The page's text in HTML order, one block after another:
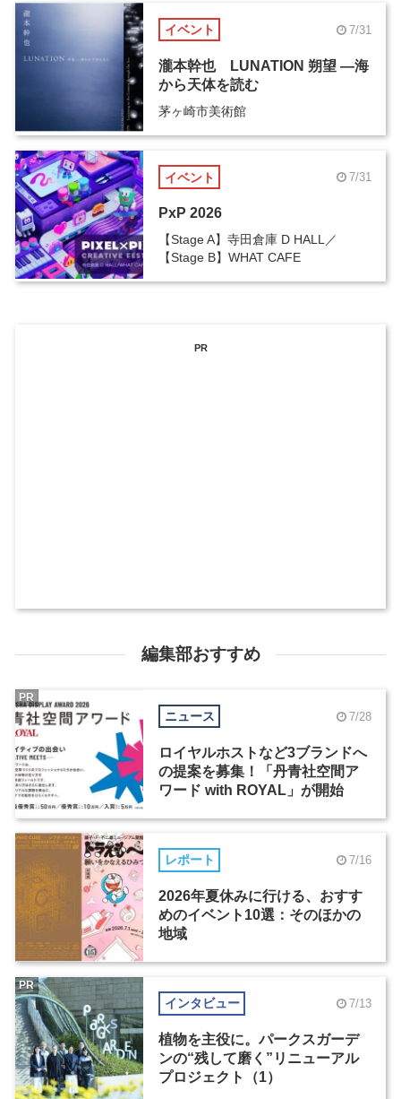
イベント 7/31
瀧本幹也 LUNATION 朔望 ―海
から天体を読む
茅ヶ崎市美術館
イベント 7/31
PxP 2026
【Stage A】寺田倉庫 D HALL／
【Stage B】WHAT CAFE
PR
編集部おすすめ
ニュース 7/28
ロイヤルホストなど3ブランドへ
の提案を募集！「丹青社空間ア
ワード with ROYAL」が開始
PR
レポート 7/16
2026年夏休みに行ける、おすす
めのイベント10選：そのほかの
地域
インタビュー 7/13
植物を主役に。パークスガーデ
ンの“残して磨く”リニューアル
プロジェクト（1）
PR